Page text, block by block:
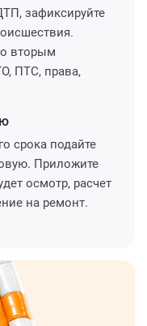
зафиксируйте
вторым
ПТС, права,
срока подайте
Приложите
осмотр, расчет
на ремонт.